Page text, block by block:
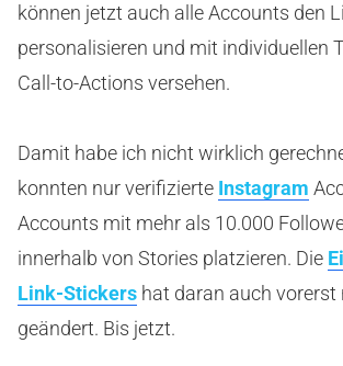
können jetzt auch alle Accounts den
personalisieren und mit individuellen
Call-to-Actions versehen.
Damit habe ich nicht wirklich
konnten nur verifizierte Instagram
Accounts mit mehr als 10.000
innerhalb von Stories platzieren. Die
Link-Stickers hat daran auch vorerst
geändert. Bis jetzt.